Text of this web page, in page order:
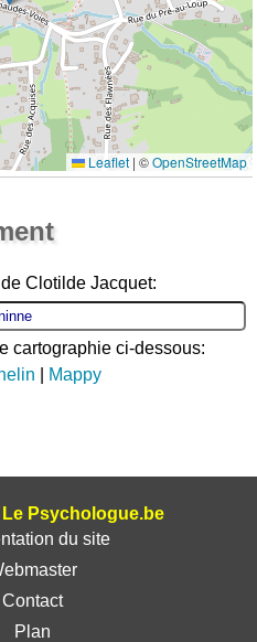
Leaflet | ©OpenStreetMap
Clotilde Jacquet:
cartographie ci-dessous:
Mappy
Psychologue.be
du site
Contact
Plan